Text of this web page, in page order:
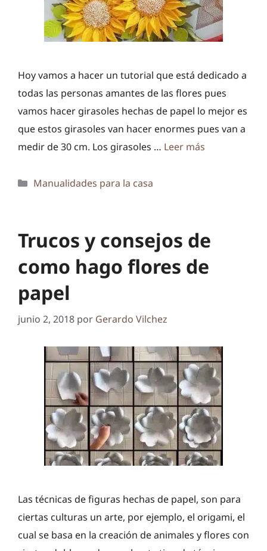
Hoy vamos a hacer un tutorial que está dedicado a
todas las personas amantes de las flores pues
vamos hacer girasoles hechas de papel lo mejor es
que estos girasoles van hacer enormes pues van a
medir de 30 cm. Los girasoles … Leer más
Categorías
Manualidades para la casa
Trucos y consejos de
como hago flores de
papel
junio 2, 2018 por Gerardo Vilchez
Las técnicas de figuras hechas de papel, son para
ciertas culturas un arte, por ejemplo, el origami, el
cual se basa en la creación de animales y flores con